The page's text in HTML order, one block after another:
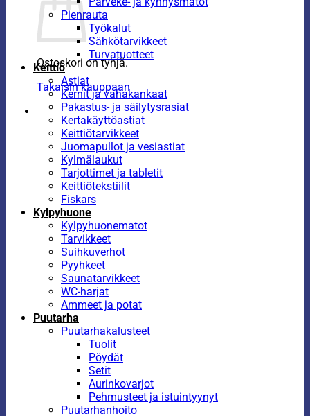
Ostoskori on tyhjä.
Takaisin kauppaan
Pienrauta
Työkalut
Sähkötarvikkeet
Turvatuotteet
Keittiö
Astiat
Kernit ja vahakankaat
Pakastus- ja säilytysrasiat
Kertakäyttöastiat
Keittiötarvikkeet
Juomapullot ja vesiastiat
Kylmälaukut
Tarjottimet ja tabletit
Keittiötekstiilit
Fiskars
Kylpyhuone
Kylpyhuonematot
Tarvikkeet
Suihkuverhot
Pyyhkeet
Saunatarvikkeet
WC-harjat
Ammeet ja potat
Puutarha
Puutarhakalusteet
Tuolit
Pöydät
Setit
Aurinkovarjot
Pehmusteet ja istuintyynyt
Puutarhanhoito